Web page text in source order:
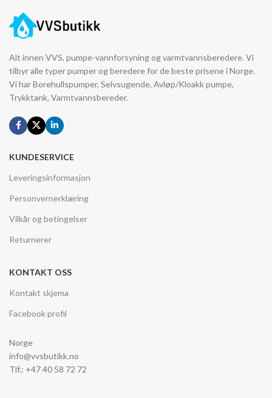
Alt innen VVS, pumpe-vannforsyning og varmtvannsberedere. Vi
tilbyr alle typer pumper og beredere for de beste prisene i Norge.
Vi har Borehullspumper, Selvsugende, Avløp/Kloakk pumpe,
Trykktank, Varmtvannsbereder.
KUNDESERVICE
Leveringsinformasjon
Personvernerklæring
Vilkår og betingelser
Returnerer
KONTAKT OSS
Kontakt skjema
Facebook profil
Norge
info@vvsbutikk.no
Tlf.: +47 40 58 72 72